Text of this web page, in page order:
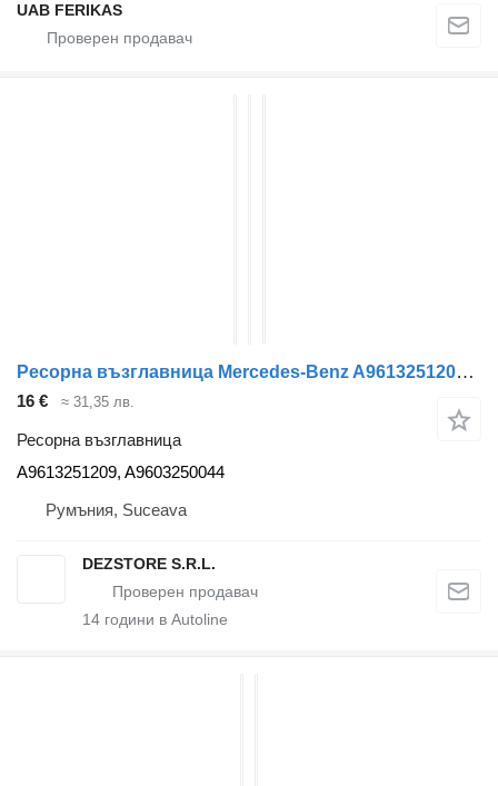
UAB FERIKAS
Ресорна възглавница Mercedes-Benz A9613251209 за влекач Mercedes-Benz ACTROS MP4
16 € ≈ 31,35 лв.
Ресорна възглавница
A9613251209, A9603250044
Румъния, Suceava
DEZSTORE S.R.L.
14 години в Autoline